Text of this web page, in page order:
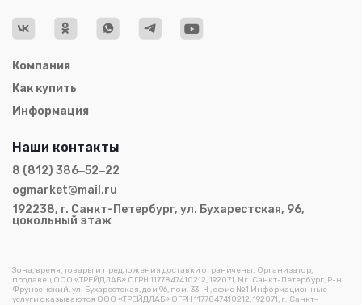
Компания
Как купить
Информация
Зона, время, товары и предложения доставки ограничены. Организатор,
продавец ООО «ТРЕЙДЛАБ» ОГРН 1177847410212, 192071, Мг. Санкт-Петербург, Р-н.
Фрунзенский, ул. Бухарестская, дом 96, пом. 33-Н , офис №1 Информационные
услуги оказываются ООО «ТРЕЙДЛАБ» ОГРН 1177847410212, 192071, г. Санкт-
Наши контакты
8 (812) 386‒52‒22
ogmarket@mail.ru
192238, г. Санкт-Петербург, ул. Бухарестская, 96,
цокольный этаж